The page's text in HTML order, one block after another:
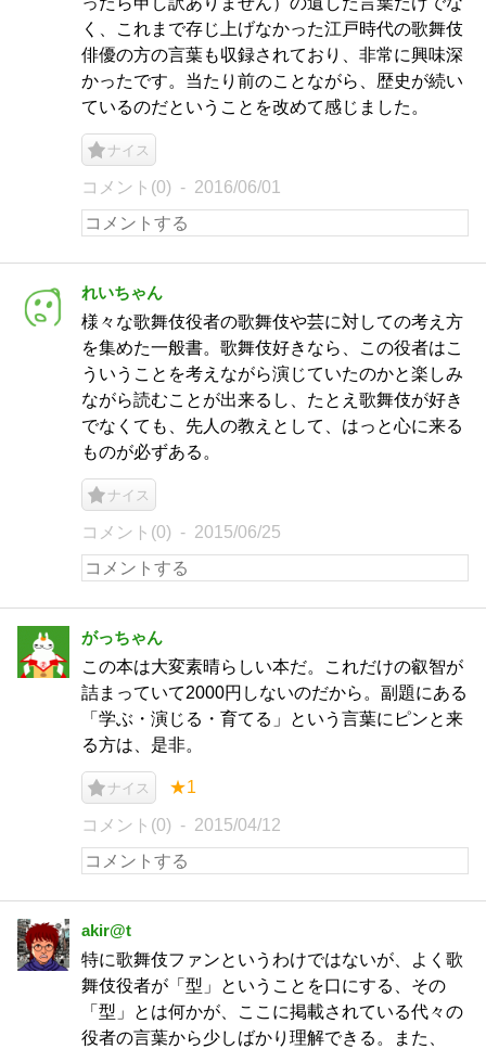
く、これまで存じ上げなかった江戸時代の歌舞伎
俳優の方の言葉も収録されており、非常に興味深
かったです。当たり前のことながら、歴史が続い
ているのだということを改めて感じました。
ナイス
コメント(0) 2016/06/01
れいちゃん
様々な歌舞伎役者の歌舞伎や芸に対しての考え方
を集めた一般書。歌舞伎好きなら、この役者はこ
ういうことを考えながら演じていたのかと楽しみ
ながら読むことが出来るし、たとえ歌舞伎が好き
でなくても、先人の教えとして、はっと心に来る
ものが必ずある。
ナイス
コメント(0) 2015/06/25
がっちゃん
この本は大変素晴らしい本だ。これだけの叡智が
詰まっていて2000円しないのだから。副題にある
「学ぶ・演じる・育てる」という言葉にピンと来
る方は、是非。
ナイス ★1
コメント(0) 2015/04/12
akir@t
特に歌舞伎ファンというわけではないが、よく歌
舞伎役者が「型」ということを口にする、その
「型」とは何かが、ここに掲載されている代々の
役者の言葉から少しばかり理解できる。また、